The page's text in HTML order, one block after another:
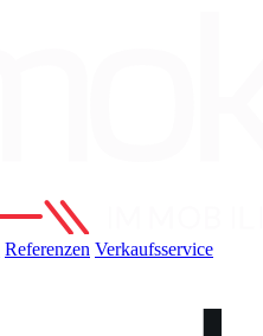
Referenzen Verkaufsservice